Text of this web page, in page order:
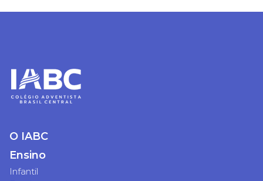
O IABC
Ensino
Infantil
Estou ciente - Fechar Aviso